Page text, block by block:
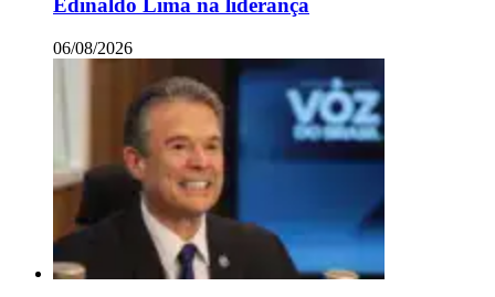
Edinaldo Lima na liderança
06/08/2026